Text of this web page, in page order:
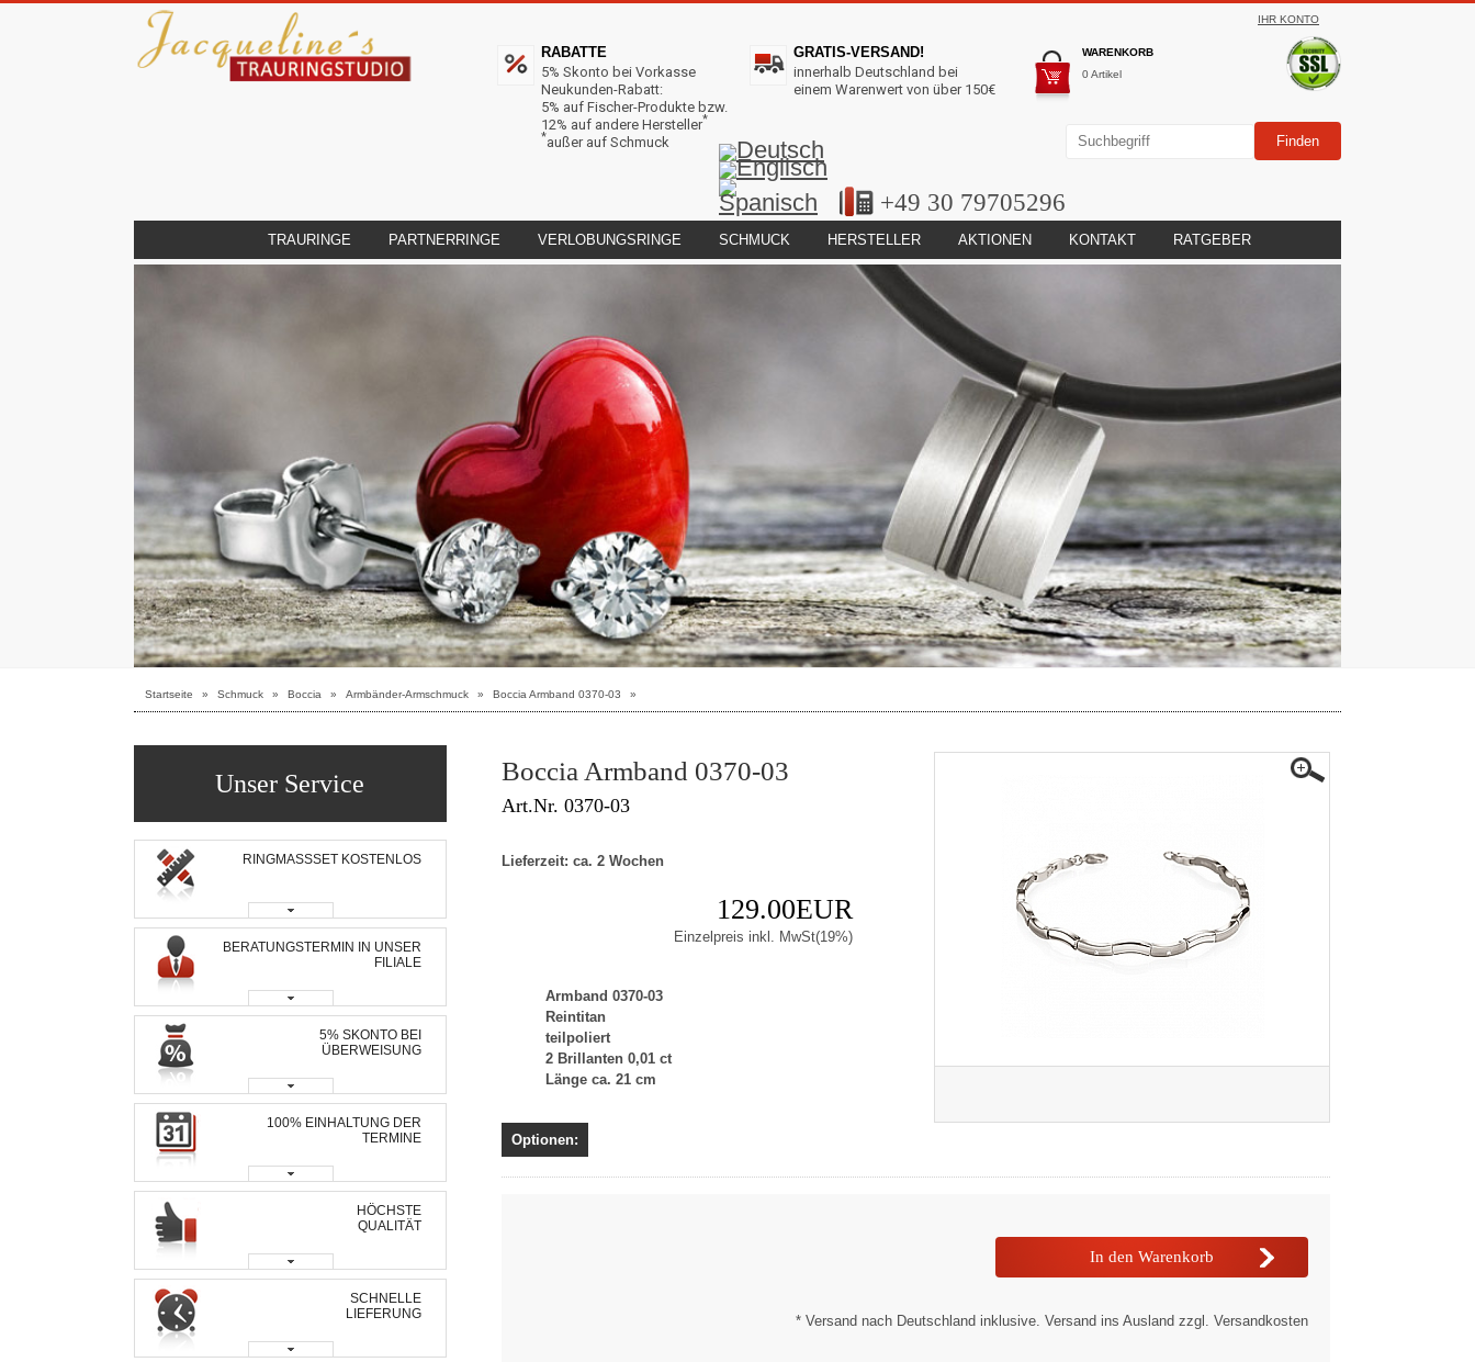
IHR KONTO
WARENKORB
0 Artikel
RABATTE
5% Skonto bei Vorkasse
Neukunden-Rabatt:
5% auf Fischer-Produkte bzw.
12% auf andere Hersteller*
*außer auf Schmuck
GRATIS-VERSAND!
innerhalb Deutschland bei
einem Warenwert von über 150€
+49 30 79705296
TRAURINGE PARTNERRINGE VERLOBUNGSRINGE SCHMUCK HERSTELLER AKTIONEN KONTAKT RATGEBER
Startseite » Schmuck » Boccia » Armbänder-Armschmuck » Boccia Armband 0370-03 »
Boccia Armband 0370-03
Art.Nr. 0370-03
Lieferzeit: ca. 2 Wochen
129.00EUR
Einzelpreis inkl. MwSt(19%)
Armband 0370-03
Reintitan
teilpoliert
2 Brillanten 0,01 ct
Länge ca. 21 cm
Optionen:
* Versand nach Deutschland inklusive. Versand ins Ausland zzgl. Versandkosten
Unser Service
RINGMASSSET KOSTENLOS
BERATUNGSTERMIN IN UNSER
FILIALE
5% SKONTO BEI
ÜBERWEISUNG
100% EINHALTUNG DER
TERMINE
HÖCHSTE
QUALITÄT
SCHNELLE
LIEFERUNG